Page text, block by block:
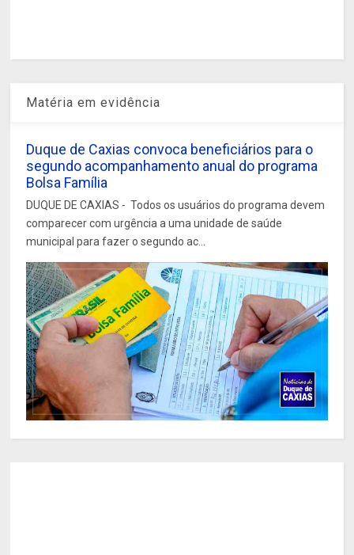
Matéria em evidência
Duque de Caxias convoca beneficiários para o
segundo acompanhamento anual do programa
Bolsa Família
DUQUE DE CAXIAS - Todos os usuários do programa devem
comparecer com urgência a uma unidade de saúde
municipal para fazer o segundo ac...